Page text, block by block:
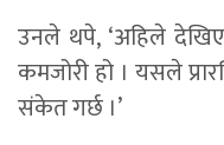
उनले थपे, ‘अहिले
कमजोरी हो । यसले
संकेत गर्छ ।’